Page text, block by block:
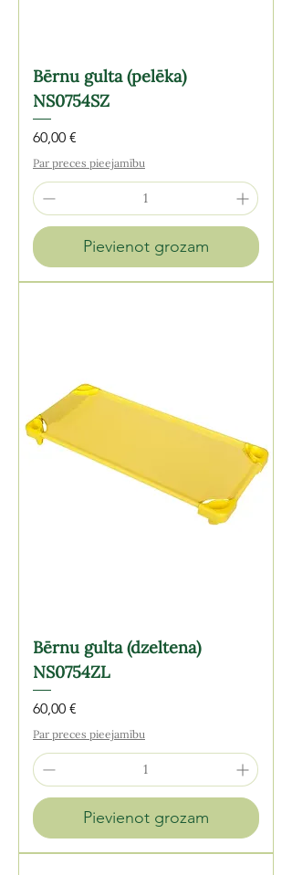
Bērnu gulta (pelēka)
NS0754SZ
Cena
60,00 €
Par preces pieejamību
Pievienot grozam
Bērnu gulta (dzeltena)
NS0754ZL
Cena
60,00 €
Par preces pieejamību
Pievienot grozam